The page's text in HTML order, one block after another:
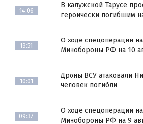
14:06
В калужской Тарусе
героически погибшим
13:51
О ходе спецоперации
Минобороны РФ на 10
10:01
Дроны ВСУ атаковали
человек погибли
09:37
О ходе спецоперации
Минобороны РФ на 9